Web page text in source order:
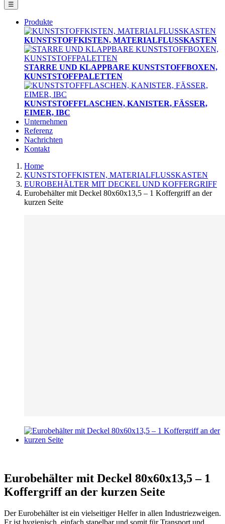
☰
Produkte
KUNSTSTOFFKISTEN, MATERIALFLUSSKASTEN
STARRE UND KLAPPBARE KUNSTSTOFFBOXEN,
KUNSTSTOFFPALETTEN
KUNSTSTOFFFLASCHEN, KANISTER, FÄSSER,
EIMER, IBC
Unternehmen
Referenz
Nachrichten
Kontakt
Home
KUNSTSTOFFKISTEN, MATERIALFLUSSKASTEN
EUROBEHÄLTER MIT DECKEL UND KOFFERGRIFF
Eurobehälter mit Deckel 80x60x13,5 – 1 Koffergriff an der
kurzen Seite
Eurobehälter mit Deckel 80x60x13,5 – 1
Koffergriff an der kurzen Seite
Der Eurobehälter ist ein vielseitiger Helfer in allen Industriezweigen.
Er ist hygienisch, einfach stapelbar und somit für Transport und